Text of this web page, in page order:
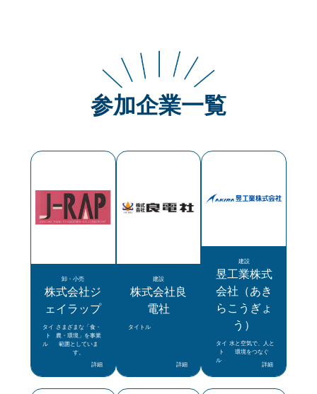
参加企業一覧
卸・小売
株式会社ジ
ェイラップ
タイ
ト
ル
さまざまな「食・
農・環境」を事業
範囲としていま
す。
詳細
建設
株式会社良
電社
タイトル
詳細
建設
昱工業株式
会社（あき
らこうぎょ
う）
タイ
ト
ル
水と空気で、人と
環境をつなぐ
詳細